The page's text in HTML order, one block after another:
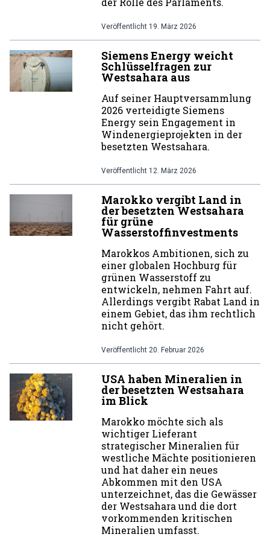
Veröffentlicht 19. März 2026
Siemens Energy weicht
Schlüsselfragen zur
Westsahara aus
Auf seiner Hauptversammlung
2026 verteidigte Siemens
Energy sein Engagement in
Windenergieprojekten in der
besetzten Westsahara.
Veröffentlicht 12. März 2026
Marokko vergibt Land in
der besetzten Westsahara
für grüne
Wasserstoffinvestments
Marokkos Ambitionen, sich zu
einer globalen Hochburg für
grünen Wasserstoff zu
entwickeln, nehmen Fahrt auf.
Allerdings vergibt Rabat Land in
einem Gebiet, das ihm rechtlich
nicht gehört.
Veröffentlicht 20. Februar 2026
USA haben Mineralien in
der besetzten Westsahara
im Blick
Marokko möchte sich als
wichtiger Lieferant
strategischer Mineralien für
westliche Mächte positionieren
und hat daher ein neues
Abkommen mit den USA
unterzeichnet, das die Gewässer
der Westsahara und die dort
vorkommenden kritischen
Mineralien umfasst.